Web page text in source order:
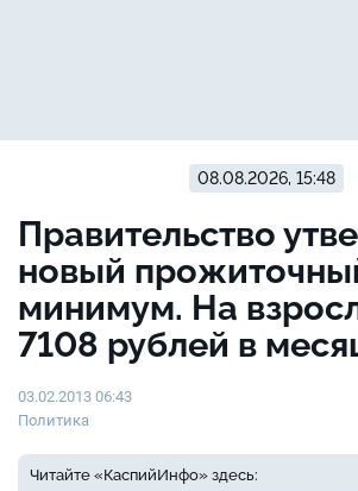
08.08.2026, 15:48
Правительство
новый
минимум. На
7108 рублей в
03.02.2013 06:43
Политика
Читайте «КаспийИнфо» здесь: